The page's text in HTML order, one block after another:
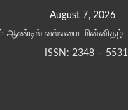
August 7, 2026
ஆண்டில் வல்லமை மின்னிதழ்
ISSN: 2348 – 5531